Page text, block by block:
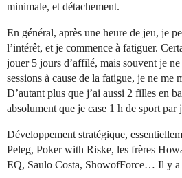
minimale, et détachement.
En général, après une heure de jeu, je
l’intérêt, et je commence à fatiguer.
jouer 5 jours d’affilé, mais souvent je
sessions à cause de la fatigue, je ne me
D’autant plus que j’ai aussi 2 filles en
absolument que je case 1 h de sport par
Développement stratégique,
Peleg, Poker with Riske, les frères
EQ, Saulo Costa, ShowofForce… Il y a